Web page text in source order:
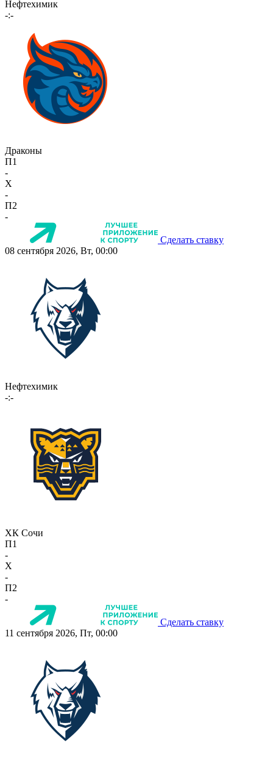
Нефтехимик
-:-
Драконы
П1
-
X
-
П2
-
Сделать ставку
08 сентября 2026, Вт, 00:00
Нефтехимик
-:-
ХК Сочи
П1
-
X
-
П2
-
Сделать ставку
11 сентября 2026, Пт, 00:00